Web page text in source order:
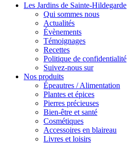
Les Jardins de Sainte-Hildegarde
Qui sommes nous
Actualités
Évènements
Témoignages
Recettes
Politique de confidentialité
Suivez-nous sur
Nos produits
Épeautres / Alimentation
Plantes et épices
Pierres précieuses
Bien-être et santé
Cosmétiques
Accessoires en blaireau
Livres et loisirs